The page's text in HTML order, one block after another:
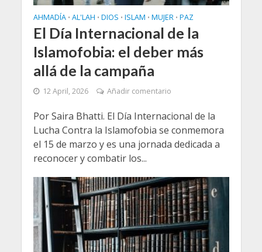
AHMADÍA • AL'LAH • DIOS • ISLAM • MUJER • PAZ
El Día Internacional de la
Islamofobia: el deber más
allá de la campaña
12 April, 2026 Añadir comentario
Por Saira Bhatti. El Día Internacional de la
Lucha Contra la Islamofobia se conmemora
el 15 de marzo y es una jornada dedicada a
reconocer y combatir los...